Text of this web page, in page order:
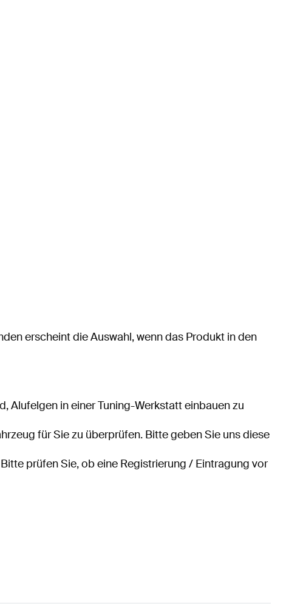
erscheint die Auswahl, wenn das Produkt in den
Alufelgen in einer Tuning-Werkstatt einbauen zu
für Sie zu überprüfen. Bitte geben Sie uns diese
prüfen Sie, ob eine Registrierung / Eintragung vor